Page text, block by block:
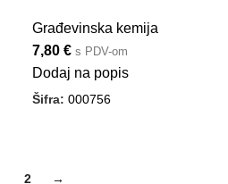
Građevinska kemija
7,80 € s PDV-om
Dodaj na popis
Šifra: 000756
2 →